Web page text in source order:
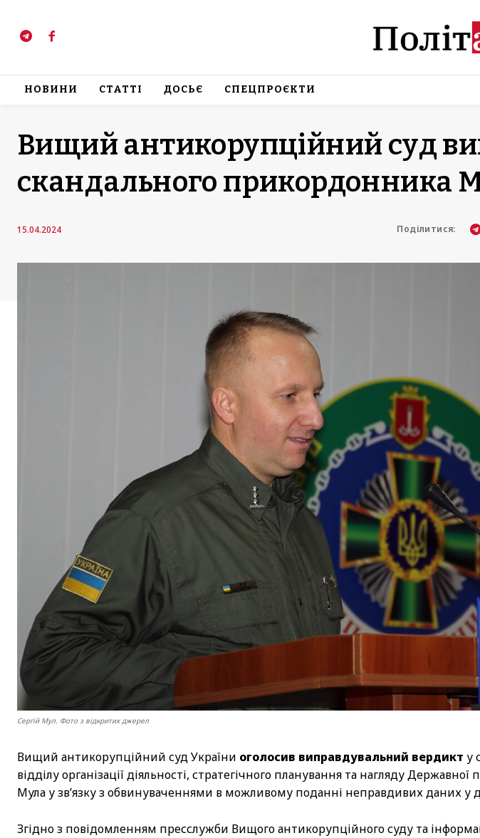
НОВИНИ СТАТТІ ДОСЬЄ СПЕЦПРОЄКТИ
Вищий антикорупційний суд
скандального прикордонника
15.04.2024 Поділитися:
Сергій Мул. Фото з відкритих джерел
Вищий антикорупційний суд України оголосив виправдувальний вердикт у
відділу організації діяльності, стратегічного планування та нагляду
Мула у зв’язку з обвинуваченнями в можливому поданні неправдивих даних у
Згідно з повідомленням пресслужби Вищого антикорупційного суду та